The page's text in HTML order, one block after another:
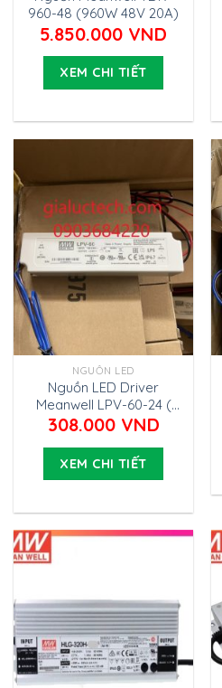
960-48 (960W 48V 20A)
5.850.000 VND
XEM CHI TIẾT
NGUỒN LED
Nguồn LED Driver
Meanwell LPV-60-24 (
24V 60W 2.5A)
308.000 VND
XEM CHI TIẾT